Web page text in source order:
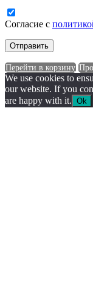
Согласие с
Перейти в корзину
We use cookies to
our website. If you
are happy with it. Ok